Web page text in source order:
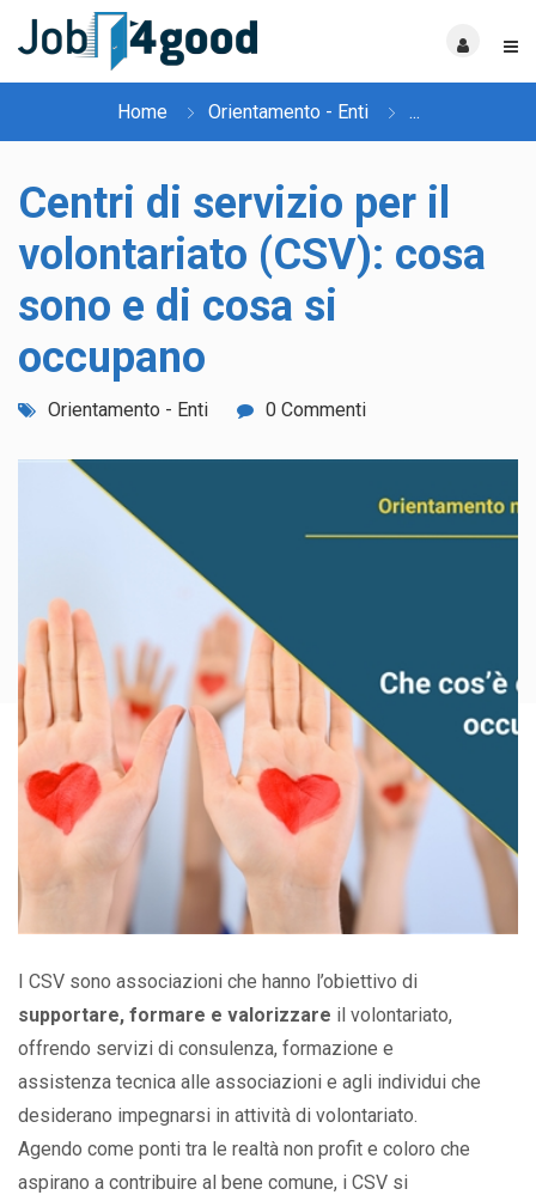
Home Orientamento - Enti ...
Centri di servizio per il
volontariato (CSV): cosa
sono e di cosa si
occupano
Orientamento - Enti 0 Commenti
I CSV sono associazioni che hanno l’obiettivo di
supportare, formare e valorizzare il volontariato,
offrendo servizi di consulenza, formazione e
assistenza tecnica alle associazioni e agli individui che
desiderano impegnarsi in attività di volontariato.
Agendo come ponti tra le realtà non profit e coloro che
aspirano a contribuire al bene comune, i CSV si